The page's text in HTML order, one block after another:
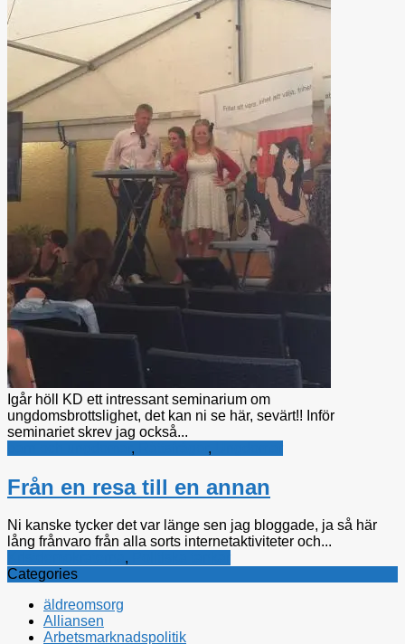
Igår höll KD ett intressant seminarium om
ungdomsbrottslighet, det kan ni se här, sevärt!! Inför
seminariet skrev jag också...
, ,
Från en resa till en annan
Ni kanske tycker det var länge sen jag bloggade, ja så här
lång frånvaro från alla sorts internetaktiviteter och...
,
Categories
äldreomsorg
Alliansen
Arbetsmarknadspolitik